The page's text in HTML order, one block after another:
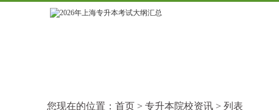
您现在的位置： 首页 > 专升本院校资讯 > 列表